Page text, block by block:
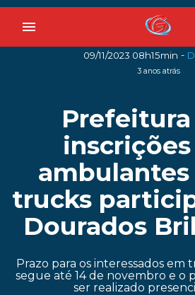
menu
09/11/2023 08h15min -
3 anos atrás
trucks
Dourados
Prazo para os interessados em
segue até 14 de novembro e o
ser realizado